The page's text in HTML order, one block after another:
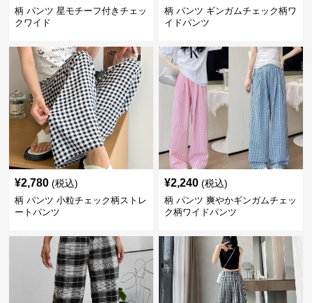
柄 パンツ 星モチーフ付きチェッ
クワイド
柄 パンツ ギンガムチェック柄ワ
イドパンツ
¥2,780 (税込)
柄 パンツ 小粒チェック柄ストレ
ートパンツ
¥2,240 (税込)
柄 パンツ 爽やかギンガムチェッ
ク柄ワイドパンツ